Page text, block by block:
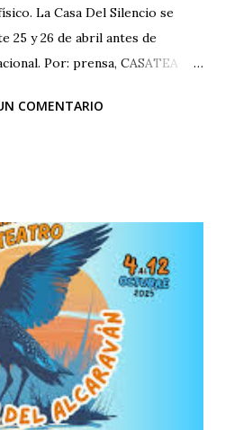
La Casa Del Silencio se
25 y 26 de abril antes de
Por: prensa, CASATEA
este 25 y 26 de abril de
se embarcará en una gira
la presencien." La Casa del
en una gira
importante trabajo de teatro
a escenarios de Portugal
tiene una presencia significativa
un lugar muy importante en la
irán a Valencia y
P...
COMENTARIO